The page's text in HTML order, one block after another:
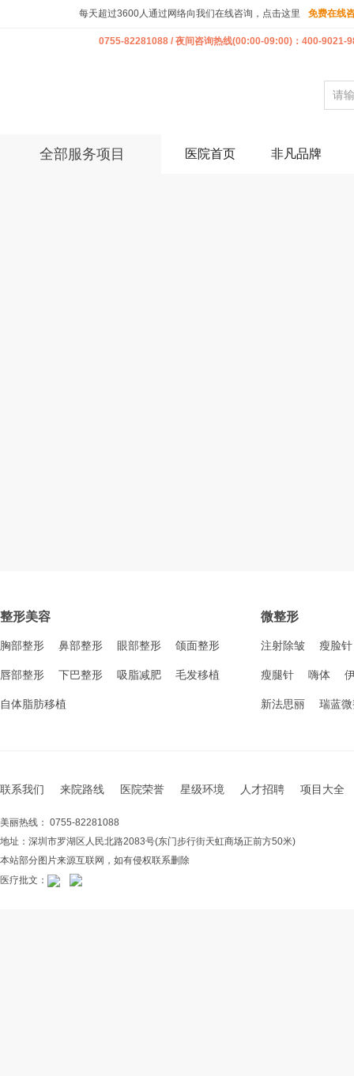
每天超过3600人通过网络向我们在线咨询，点击这里 免费在线
0755-82281088 / 夜间咨询热线(00:00-09:00)：400-9021-
全部服务项目 医院首页 非凡品牌
整形美容
胸部整形 鼻部整形 眼部整形 颌面整形
唇部整形 下巴整形 吸脂减肥 毛发移植
自体脂肪移植
微整形
注射除皱 瘦脸针
瘦腿针 嗨体
新法思丽 瑞蓝
联系我们 来院路线 医院荣誉 星级环境 人才招聘 项目大全
美丽热线： 0755-82281088
地址：深圳市罗湖区人民北路2083号(东门步行街天虹商场正前方50米)
本站部分图片来源互联网，如有侵权联系删除
医疗批文：